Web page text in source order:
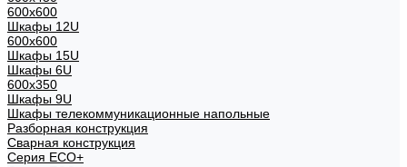
600x600
Шкафы 12U
600x600
Шкафы 15U
Шкафы 6U
600x350
Шкафы 9U
Шкафы телекоммуникационные напольные
Разборная конструкция
Сварная конструкция
Серия ECO+